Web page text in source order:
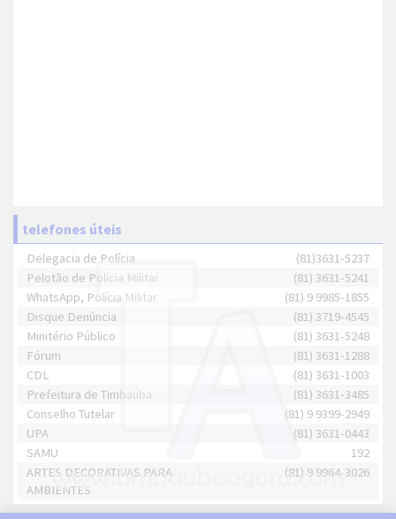
telefones úteis
Delegacia de Polícia
(81)3631-5237
Pelotão de Polícia Militar
(81) 3631-5241
WhatsApp, Polícia Militar
(81) 9 9985-1855
Disque Denúncia
(81) 3719-4545
Minitério Público
(81) 3631-5248
Fórum
(81) 3631-1288
CDL
(81) 3631-1003
Prefeitura de Timbaúba
(81) 3631-3485
Conselho Tutelar
(81) 9 9399-2949
UPA
(81) 3631-0443
SAMU
192
ARTES DECORATIVAS PARA
AMBIENTES
(81) 9 9964-3026